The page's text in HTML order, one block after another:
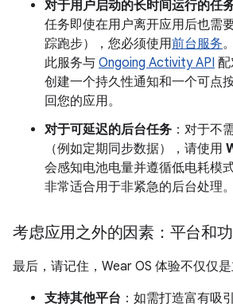
对于用户启动的长时间运行的任
任务即使在用户离开应用后也需
踪跑步），您必须使用前台服务
此服务与 Ongoing Activity API
创建一个持久性通知和一个可点
回您的应用。
对于可延迟的后台任务 ：对于不
（例如定期同步数据），请使用
会感知电池电量并遵循低电耗模
非常适合用于非紧急的后台处理。
考虑应用之外的因素：平台和
最后，请记住，Wear OS 体验不仅仅是
支持其他平台 ：如需打造富有吸